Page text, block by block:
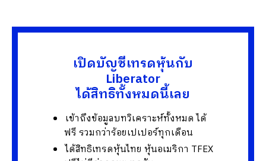
เปิดบัญชีเทรดหุ้นกับ
Liberator
ได้สิทธิทั้งหมดนี้เลย
เข้าถึงข้อมูลบทวิเคราะห์ทั้งหมด ได้
ฟรี รวมกว่าร้อยเปเปอร์ทุกเดือน
ได้สิทธิเทรดหุ้นไทย หุ้นอเมริกา TFEX